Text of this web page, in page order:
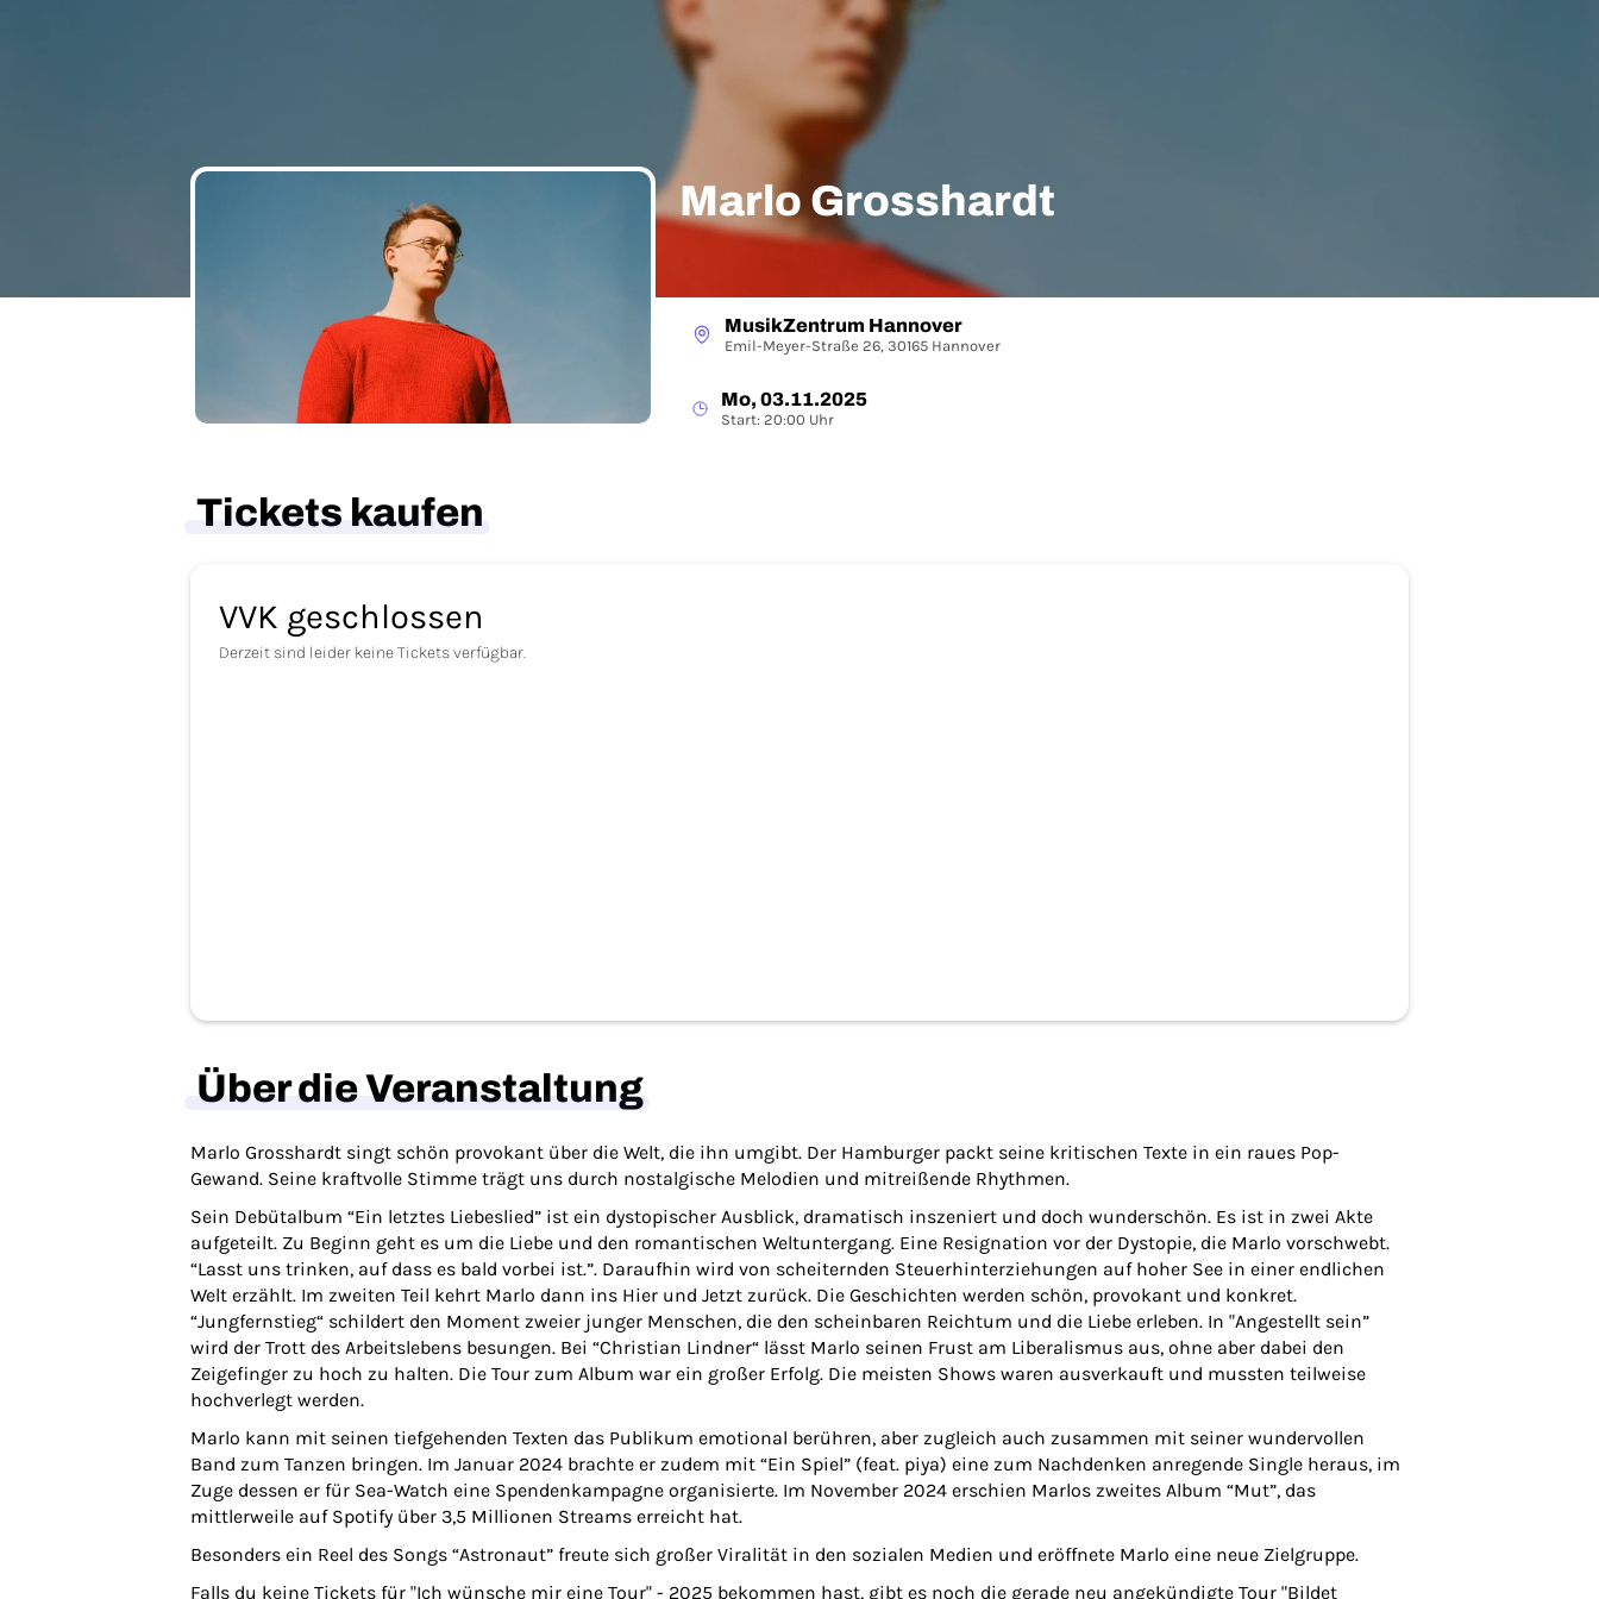
Marlo Grosshardt
MusikZentrum Hannover
Emil-Meyer-Straße 26, 30165 Hannover
Mo, 03.11.2025
Start: 20:00 Uhr
Tickets kaufen
VVK geschlossen
Derzeit sind leider keine Tickets verfügbar.
Über die Veranstaltung
Marlo Grosshardt singt schön provokant über die Welt, die ihn umgibt. Der Hamburger packt seine kritischen Texte in ein raues Pop-
Gewand. Seine kraftvolle Stimme trägt uns durch nostalgische Melodien und mitreißende Rhythmen.
Sein Debütalbum “Ein letztes Liebeslied” ist ein dystopischer Ausblick, dramatisch inszeniert und doch wunderschön. Es ist in zwei Akte
aufgeteilt. Zu Beginn geht es um die Liebe und den romantischen Weltuntergang. Eine Resignation vor der Dystopie, die Marlo vorschwebt.
“Lasst uns trinken, auf dass es bald vorbei ist.”. Daraufhin wird von scheiternden Steuerhinterziehungen auf hoher See in einer endlichen
Welt erzählt. Im zweiten Teil kehrt Marlo dann ins Hier und Jetzt zurück. Die Geschichten werden schön, provokant und konkret.
“Jungfernstieg“ schildert den Moment zweier junger Menschen, die den scheinbaren Reichtum und die Liebe erleben. In "Angestellt sein”
wird der Trott des Arbeitslebens besungen. Bei “Christian Lindner“ lässt Marlo seinen Frust am Liberalismus aus, ohne aber dabei den
Zeigefinger zu hoch zu halten. Die Tour zum Album war ein großer Erfolg. Die meisten Shows waren ausverkauft und mussten teilweise
hochverlegt werden.
Marlo kann mit seinen tiefgehenden Texten das Publikum emotional berühren, aber zugleich auch zusammen mit seiner wundervollen
Band zum Tanzen bringen. Im Januar 2024 brachte er zudem mit “Ein Spiel” (feat. piya) eine zum Nachdenken anregende Single heraus, im
Zuge dessen er für Sea-Watch eine Spendenkampagne organisierte. Im November 2024 erschien Marlos zweites Album “Mut”, das
mittlerweile auf Spotify über 3,5 Millionen Streams erreicht hat.
Besonders ein Reel des Songs “Astronaut” freute sich großer Viralität in den sozialen Medien und eröffnete Marlo eine neue Zielgruppe.
Falls du keine Tickets für "Ich wünsche mir eine Tour" - 2025 bekommen hast, gibt es noch die gerade neu angekündigte Tour "Bildet